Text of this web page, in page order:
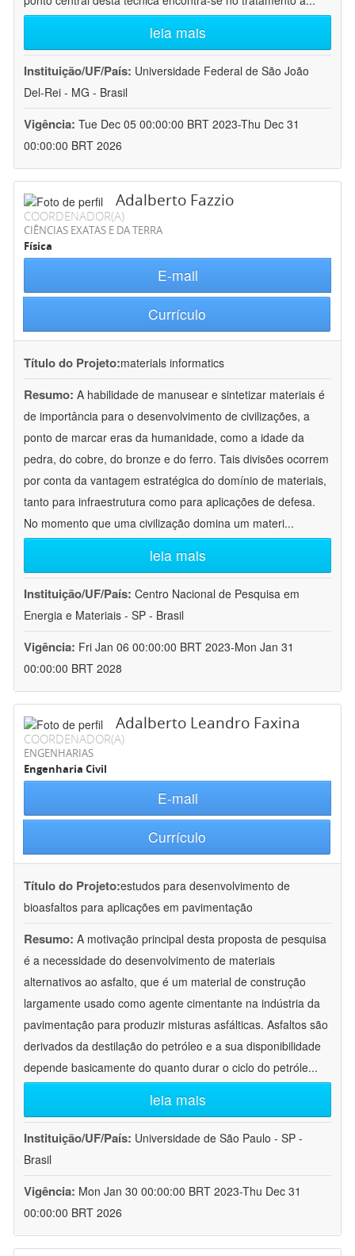
leia mais
Instituição/UF/País: Universidade Federal de São João
Del-Rei - MG - Brasil
Vigência: Tue Dec 05 00:00:00 BRT 2023-Thu Dec 31
00:00:00 BRT 2026
Adalberto Fazzio
COORDENADOR(A)
CIÊNCIAS EXATAS E DA TERRA
Física
E-mail
Currículo
Título do Projeto:materials informatics
Resumo: A habilidade de manusear e sintetizar materiais é
de importância para o desenvolvimento de civilizações, a
ponto de marcar eras da humanidade, como a idade da
pedra, do cobre, do bronze e do ferro. Tais divisões ocorrem
por conta da vantagem estratégica do domínio de materiais,
tanto para infraestrutura como para aplicações de defesa.
No momento que uma civilização domina um materi...
leia mais
Instituição/UF/País: Centro Nacional de Pesquisa em
Energia e Materiais - SP - Brasil
Vigência: Fri Jan 06 00:00:00 BRT 2023-Mon Jan 31
00:00:00 BRT 2028
Adalberto Leandro Faxina
COORDENADOR(A)
ENGENHARIAS
Engenharia Civil
E-mail
Currículo
Título do Projeto:estudos para desenvolvimento de
bioasfaltos para aplicações em pavimentação
Resumo: A motivação principal desta proposta de pesquisa
é a necessidade do desenvolvimento de materiais
alternativos ao asfalto, que é um material de construção
largamente usado como agente cimentante na indústria da
pavimentação para produzir misturas asfálticas. Asfaltos são
derivados da destilação do petróleo e a sua disponibilidade
depende basicamente do quanto durar o ciclo do petróle...
leia mais
Instituição/UF/País: Universidade de São Paulo - SP -
Brasil
Vigência: Mon Jan 30 00:00:00 BRT 2023-Thu Dec 31
00:00:00 BRT 2026